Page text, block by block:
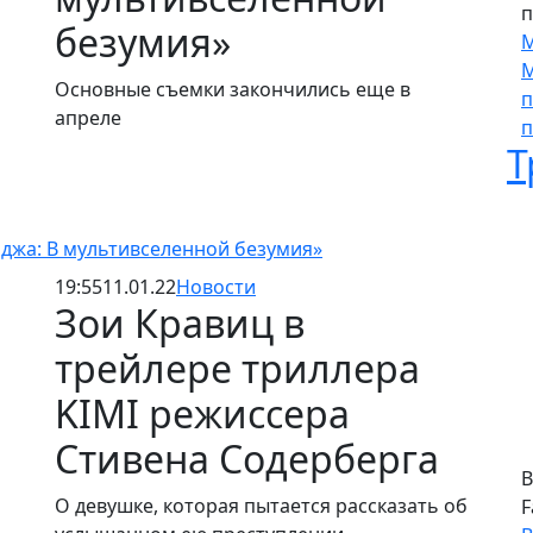
безумия»
Основные съемки закончились еще в
апреле
В мультивселенной безумия»
19:5511.01.22Новости
Зои Кравиц в
трейлере триллера
KIMI режиссера
Стивена Содерберга
О девушке, которая пытается рассказать об